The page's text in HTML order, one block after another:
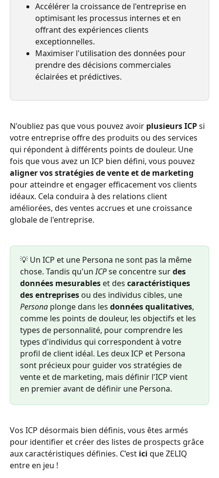
Accélérer la croissance de l'entreprise en
optimisant les processus internes et en
offrant des expériences clients
exceptionnelles.
Maximiser l'utilisation des données pour
prendre des décisions commerciales
éclairées et prédictives.
N'oubliez pas que vous pouvez avoir plusieurs ICP si
votre entreprise offre des produits ou des services
qui répondent à différents points de douleur. Une
fois que vous avez un ICP bien défini, vous pouvez
aligner vos stratégies de vente et de marketing
pour atteindre et engager efficacement vos clients
idéaux. Cela conduira à des relations client
améliorées, des ventes accrues et une croissance
globale de l'entreprise.
💡 Un ICP et une Persona ne sont pas la même
chose. Tandis qu'un ICP se concentre sur des
données mesurables et des caractéristiques
des entreprises ou des individus cibles, une
Persona plonge dans les données qualitatives,
comme les points de douleur, les objectifs et les
types de personnalité, pour comprendre les
types d'individus qui correspondent à votre
profil de client idéal. Les deux ICP et Persona
sont précieux pour guider vos stratégies de
vente et de marketing, mais définir l'ICP vient
en premier avant de définir une Persona.
Vos ICP désormais bien définis, vous êtes armés
pour identifier et créer des listes de prospects grâce
aux caractéristiques définies. C’est ici que ZELIQ
entre en jeu !